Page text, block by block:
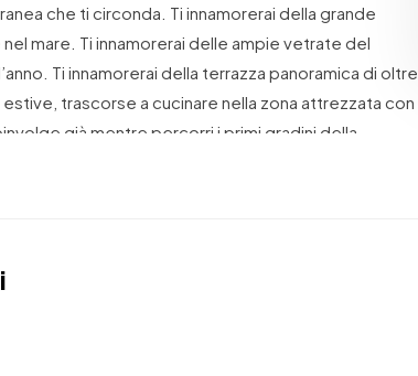
che ti circonda. Ti innamorerai della grande
mare. Ti innamorerai delle ampie vetrate del
Ti innamorerai della terrazza panoramica di oltre
trascorse a cucinare nella zona attrezzata con
già mentre percorri i primi gradini della
terrazza su cui affaccia l’ampia zona soggiorno con
affacciata su una terrazza coperta e sulla piscina,